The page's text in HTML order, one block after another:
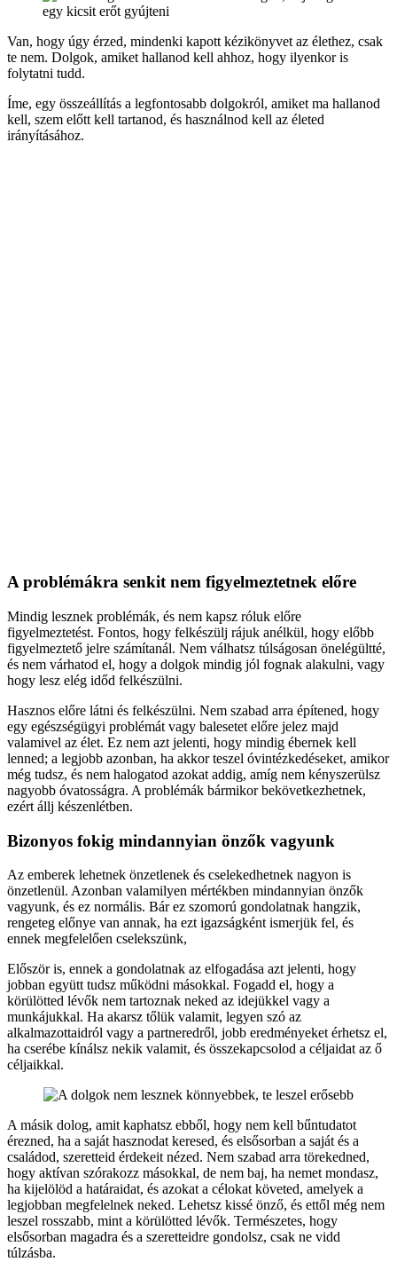
Van, hogy úgy érzed, mindenki kapott kézikönyvet az élethez, csak
te nem. Dolgok, amiket hallanod kell ahhoz, hogy ilyenkor is
folytatni tudd.
Íme, egy összeállítás a legfontosabb dolgokról, amiket ma hallanod
kell, szem előtt kell tartanod, és használnod kell az életed
irányításához.
A problémákra senkit nem figyelmeztetnek előre
Mindig lesznek problémák, és nem kapsz róluk előre
figyelmeztetést. Fontos, hogy felkészülj rájuk anélkül, hogy előbb
figyelmeztető jelre számítanál. Nem válhatsz túlságosan önelégültté,
és nem várhatod el, hogy a dolgok mindig jól fognak alakulni, vagy
hogy lesz elég időd felkészülni.
Hasznos előre látni és felkészülni. Nem szabad arra építened, hogy
egy egészségügyi problémát vagy balesetet előre jelez majd
valamivel az élet. Ez nem azt jelenti, hogy mindig ébernek kell
lenned; a legjobb azonban, ha akkor teszel óvintézkedéseket, amikor
még tudsz, és nem halogatod azokat addig, amíg nem kényszerülsz
nagyobb óvatosságra. A problémák bármikor bekövetkezhetnek,
ezért állj készenlétben.
Bizonyos fokig mindannyian önzők vagyunk
Az emberek lehetnek önzetlenek és cselekedhetnek nagyon is
önzetlenül. Azonban valamilyen mértékben mindannyian önzők
vagyunk, és ez normális. Bár ez szomorú gondolatnak hangzik,
rengeteg előnye van annak, ha ezt igazságként ismerjük fel, és
ennek megfelelően cselekszünk,
Először is, ennek a gondolatnak az elfogadása azt jelenti, hogy
jobban együtt tudsz működni másokkal. Fogadd el, hogy a
körülötted lévők nem tartoznak neked az idejükkel vagy a
munkájukkal. Ha akarsz tőlük valamit, legyen szó az
alkalmazottaidról vagy a partneredről, jobb eredményeket érhetsz el,
ha cserébe kínálsz nekik valamit, és összekapcsolod a céljaidat az ő
céljaikkal.
A másik dolog, amit kaphatsz ebből, hogy nem kell bűntudatot
érezned, ha a saját hasznodat keresed, és elsősorban a saját és a
családod, szeretteid érdekeit nézed. Nem szabad arra törekedned,
hogy aktívan szórakozz másokkal, de nem baj, ha nemet mondasz,
ha kijelölöd a határaidat, és azokat a célokat követed, amelyek a
legjobban megfelelnek neked. Lehetsz kissé önző, és ettől még nem
leszel rosszabb, mint a körülötted lévők. Természetes, hogy
elsősorban magadra és a szeretteidre gondolsz, csak ne vidd
túlzásba.